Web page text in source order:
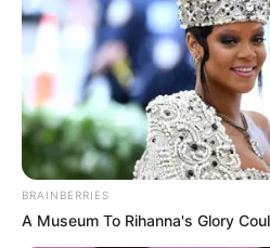
BRAINBERRIES
A Museum To Rihanna's Glory